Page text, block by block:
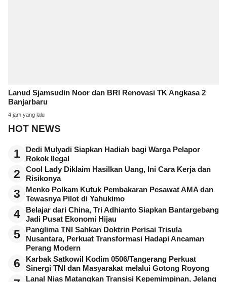
Lanud Sjamsudin Noor dan BRI Renovasi TK Angkasa 2
Banjarbaru
4 jam yang lalu
HOT NEWS
1
Dedi Mulyadi Siapkan Hadiah bagi Warga Pelapor
Rokok Ilegal
2
Cool Lady Diklaim Hasilkan Uang, Ini Cara Kerja dan
Risikonya
3
Menko Polkam Kutuk Pembakaran Pesawat AMA dan
Tewasnya Pilot di Yahukimo
4
Belajar dari China, Tri Adhianto Siapkan Bantargebang
Jadi Pusat Ekonomi Hijau
5
Panglima TNI Sahkan Doktrin Perisai Trisula
Nusantara, Perkuat Transformasi Hadapi Ancaman
Perang Modern
6
Karbak Satkowil Kodim 0506/Tangerang Perkuat
Sinergi TNI dan Masyarakat melalui Gotong Royong
Lanal Nias Matangkan Transisi Kepemimpinan, Jelang